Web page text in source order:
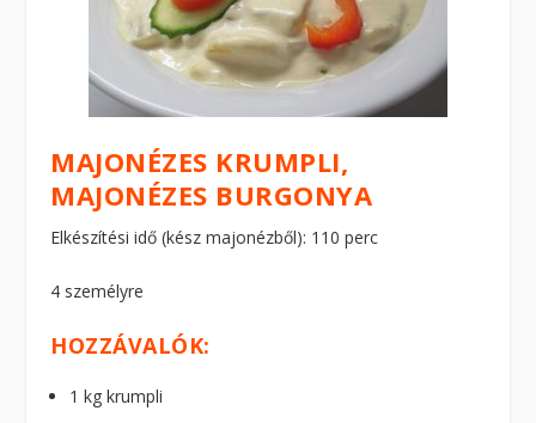
MAJONÉZES KRUMPLI,
MAJONÉZES BURGONYA
Elkészítési idő (kész majonézből): 110 perc
4 személyre
HOZZÁVALÓK:
1 kg krumpli